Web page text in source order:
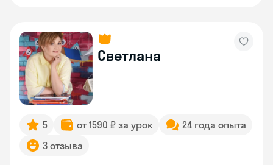
Светлана
5 от 1590 ₽ за урок
24 года опыта
3 отзыва